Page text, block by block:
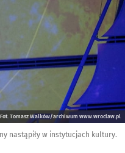
Fot. Tomasz Walków/archiwum www.wroclaw.pl
nastąpiły w instytucjach kultury.